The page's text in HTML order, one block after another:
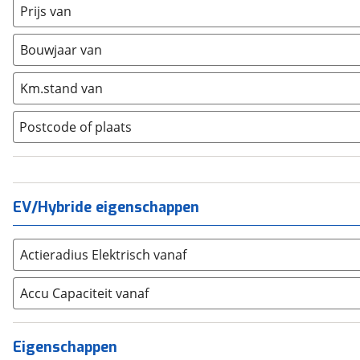
Ford (1083)
Hyundai (273
Kia (763)
Mazda (198 )
Mercedes-Benz
Mini (119)
Nissan
Opel (568)
Peugeot (797)
Renault (697)
Seat (190
SKODA (283)
Suzuki (203)
Toyota (1080)
Volkswagen (919
9 (0)
9 SHS ( 0)
Prijs van
Bouwjaar van
Km.stand van
Postcode of plaats
EV/Hybride eigenschappen
Actieradius Elektrisch vanaf
Accu Capaciteit vanaf
Eigenschappen